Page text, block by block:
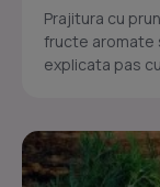
Prajitura cu
fructe aromate
explicata pas cu